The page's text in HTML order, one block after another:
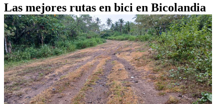
Las mejores rutas en bici en Bicolandia